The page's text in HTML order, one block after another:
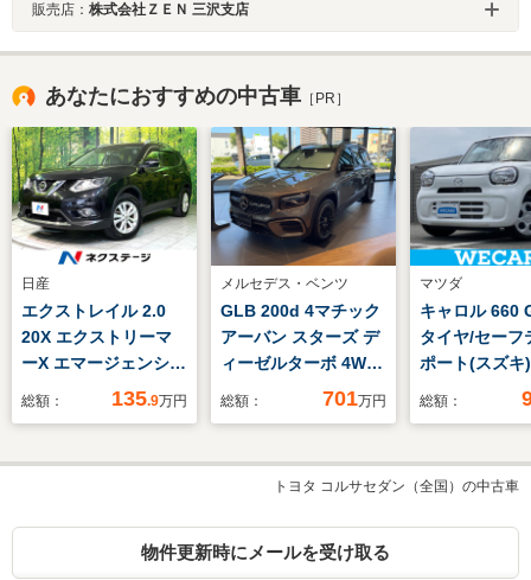
販売店： 株式会社ＺＥＮ 三沢支店
あなたにおすすめの中古車 ［PR］
日産
エクストレイル 2.0
20X エクストリーマ
ーX エマージェンシー
ブレーキ パッケージ
メラ 衝突軽減 シー
ETC LEDヘッド フ
総額： 135.9万円
メルセデス・ベンツ
GLB 200d 4マチック
アーバン スターズ デ
ィーゼルターボ 4WD
MP202602 正規認定
グルーフ/黒革/プレミ
アムサウンドシステ
ヘッドランプ/シート
総額： 701万円
マツダ
キャロル 660
タイヤ/セーフ
ポート(スズキ
脱防止支援シ
バッグ 運転席
ッグ 助手席/
総額：
トヨタ コルサセダン（全国）の中古車
物件更新時にメールを受け取る